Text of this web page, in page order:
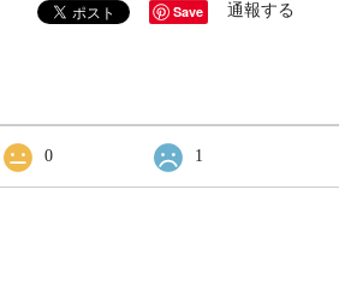
Save 通報する
0 1